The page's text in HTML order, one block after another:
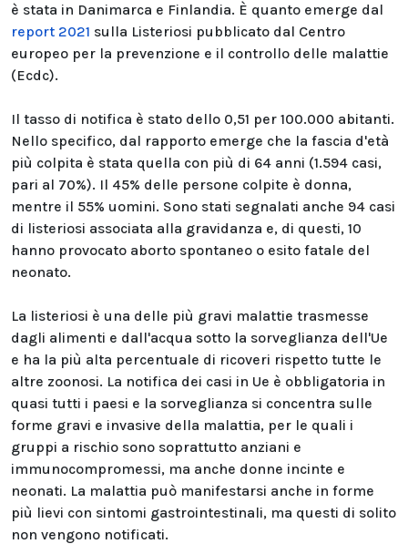
è stata in Danimarca e Finlandia. È quanto emerge dal
report 2021 sulla Listeriosi pubblicato dal Centro
europeo per la prevenzione e il controllo delle malattie
(Ecdc).
Il tasso di notifica è stato dello 0,51 per 100.000 abitanti.
Nello specifico, dal rapporto emerge che la fascia d'età
più colpita è stata quella con più di 64 anni (1.594 casi,
pari al 70%). Il 45% delle persone colpite è donna,
mentre il 55% uomini. Sono stati segnalati anche 94 casi
di listeriosi associata alla gravidanza e, di questi, 10
hanno provocato aborto spontaneo o esito fatale del
neonato.
La listeriosi è una delle più gravi malattie trasmesse
dagli alimenti e dall'acqua sotto la sorveglianza dell'Ue
e ha la più alta percentuale di ricoveri rispetto tutte le
altre zoonosi. La notifica dei casi in Ue è obbligatoria in
quasi tutti i paesi e la sorveglianza si concentra sulle
forme gravi e invasive della malattia, per le quali i
gruppi a rischio sono soprattutto anziani e
immunocompromessi, ma anche donne incinte e
neonati. La malattia può manifestarsi anche in forme
più lievi con sintomi gastrointestinali, ma questi di solito
non vengono notificati.